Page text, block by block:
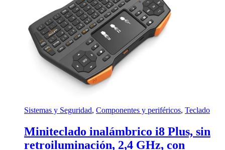
Sistemas y Seguridad, Componentes y periféricos, Teclado
Miniteclado inalámbrico i8 Plus, sin
retroiluminación, 2,4 GHz, con